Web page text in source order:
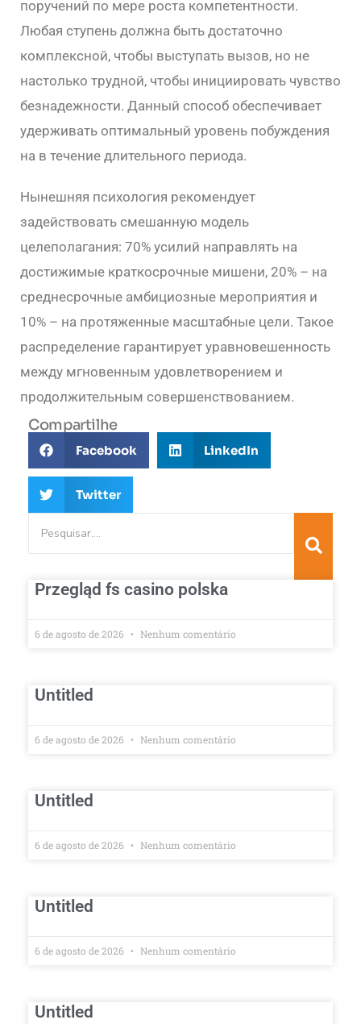
поручений по мере роста компетентности.
Любая ступень должна быть достаточно
комплексной, чтобы выступать вызов, но не
настолько трудной, чтобы инициировать чувство
безнадежности. Данный способ обеспечивает
удерживать оптимальный уровень побуждения
на в течение длительного периода.
Нынешняя психология рекомендует
задействовать смешанную модель
целеполагания: 70% усилий направлять на
достижимые краткосрочные мишени, 20% – на
среднесрочные амбициозные мероприятия и
10% – на протяженные масштабные цели. Такое
распределение гарантирует уравновешенность
между мгновенным удовлетворением и
продолжительным совершенствованием.
Compartilhe
Facebook LinkedIn
Twitter
Przegląd fs casino polska
6 de agosto de 2026 Nenhum comentário
Untitled
6 de agosto de 2026 Nenhum comentário
Untitled
6 de agosto de 2026 Nenhum comentário
Untitled
6 de agosto de 2026 Nenhum comentário
Untitled